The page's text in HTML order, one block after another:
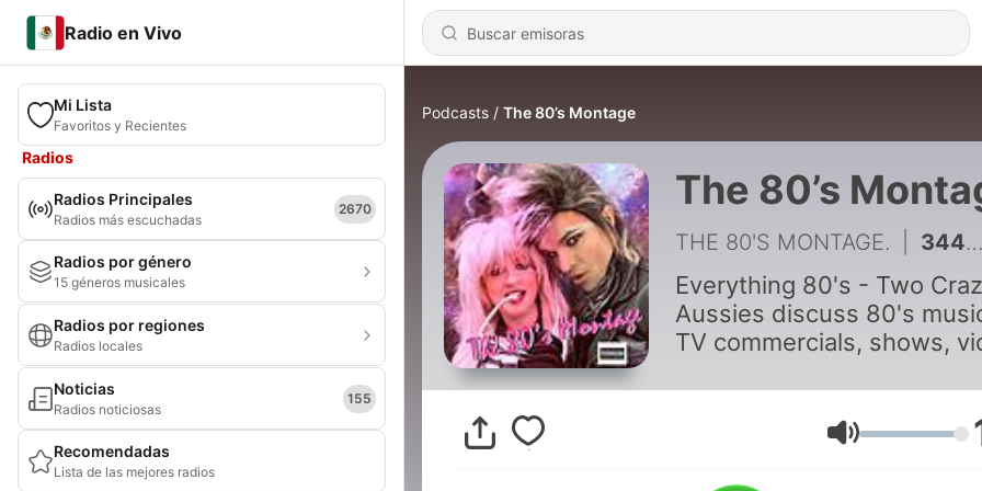
Radio en Vivo
Mi Lista
Favoritos y Recientes
Radios
Radios Principales
Radios más escuchadas
2670
Radios por género
15 géneros musicales
Radios por regiones
Radios locales
Noticias
Radios noticiosas
155
Recomendadas
Lista de las mejores radios
Podcasts The 80’s Montage
The 80’s
THE 80'S MONTAGE. 344 - Episode 339: Episode 339: "Step Ball Change"... it's all about Kenny Ortega!
Everything 80's - Two
Aussies discuss 80's
TV commercials, shows,
conversations about living
growing up in the 80's..
- Jay Jovi & Sammy
From Melbourne, Australia.
Volumen